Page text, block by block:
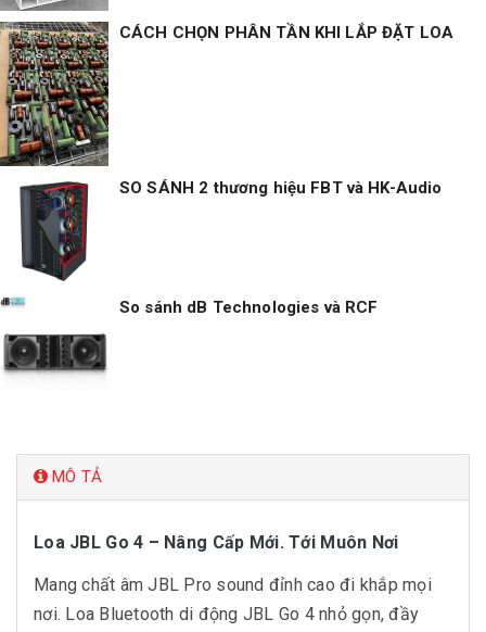
CÁCH CHỌN PHÂN TẦN KHI LẮP ĐẶT LOA
SO SÁNH 2 thương hiệu FBT và HK-Audio
So sánh dB Technologies và RCF
MÔ TẢ
Loa JBL Go 4 – Nâng Cấp Mới. Tới Muôn Nơi
Mang chất âm JBL Pro sound đỉnh cao đi khắp mọi
nơi. Loa Bluetooth di động JBL Go 4 nhỏ gọn, đầy